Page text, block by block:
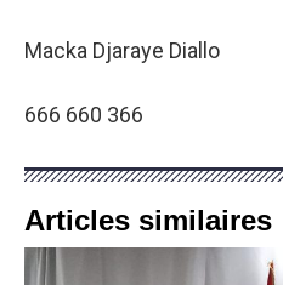
Macka Djaraye Diallo
666 660 366
Articles similaires